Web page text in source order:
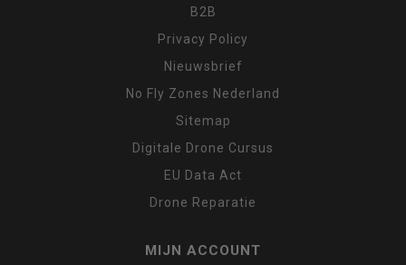
B2B
Privacy Policy
Nieuwsbrief
No Fly Zones Nederland
Sitemap
Digitale Drone Cursus
EU Data Act
Drone Reparatie
MIJN ACCOUNT